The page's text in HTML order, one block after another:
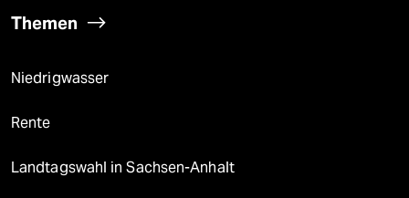
Themen
Niedrigwasser
Rente
Landtagswahl in Sachsen-Anhalt